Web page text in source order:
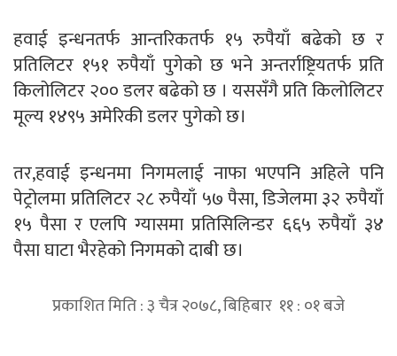
हवाई इन्धनतर्फ आन्तरिकतर्फ १५ रुपैयाँ बढेको छ र
प्रतिलिटर १५१ रुपैयाँ पुगेको छ भने अन्तर्राष्ट्रियतर्फ प्रति
किलोलिटर २०० डलर बढेको छ । यससँगै प्रति किलोलिटर
मूल्य १४९५ अमेरिकी डलर पुगेको छ।
तर,हवाई इन्धनमा निगमलाई नाफा भएपनि अहिले पनि
पेट्रोलमा प्रतिलिटर २८ रुपैयाँ ५७ पैसा, डिजेलमा ३२ रुपैयाँ
१५ पैसा र एलपि ग्यासमा प्रतिसिलिन्डर ६६५ रुपैयाँ ३४
पैसा घाटा भैरहेको निगमको दाबी छ।
प्रकाशित मिति : ३ चैत्र २०७८, बिहिबार ११ : ०१ बजे